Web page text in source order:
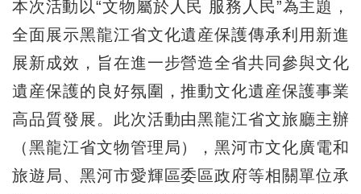
本次活動以“文物屬於人民 服務人民”為主題，
全面展示黑龍江省文化遺産保護傳承利用新進
展新成效，旨在進一步營造全省共同參與文化
遺産保護的良好氛圍，推動文化遺産保護事業
高品質發展。此次活動由黑龍江省文旅廳主辦
（黑龍江省文物管理局），黑河市文化廣電和
旅遊局、黑河市愛輝區委區政府等相關單位承